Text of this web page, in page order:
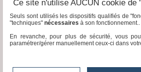
tvlocale.fr
Ce site n'utilise AUCUN cookie de
Seuls sont utilisés les dispositifs qualifiés de
"techniques" nécessaires à son fonctionnement..
En revanche, pour plus de sécurité, vous
paramétrer/gérer manuellement ceux-ci dans